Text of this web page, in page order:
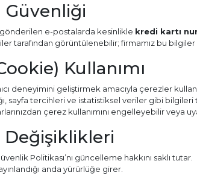
Güvenliği
e-postalarda kesinlikle kredi kartı
tarafından görüntülenebilir; firmamız bu
Kullanımı
deneyimini geliştirmek amacıyla çerezler
sayfa tercihleri ve istatistiksel veriler gibi bilgileri
çerez kullanımını engelleyebilir veya
Değişiklikleri
Politikası’nı güncelleme hakkını saklı tutar.
anda yürürlüğe girer.